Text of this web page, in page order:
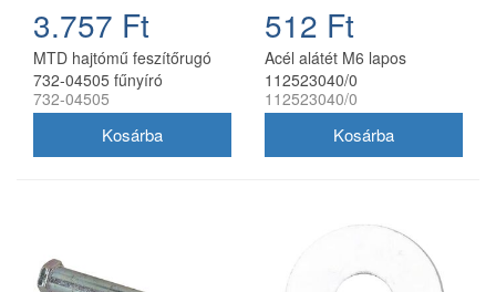
3.757 Ft
MTD hajtómű feszítőrugó
732-04505 fűnyíró
traktorhoz
732-04505
512 Ft
Acél alátét M6 lapos
112523040/0
112523040/0